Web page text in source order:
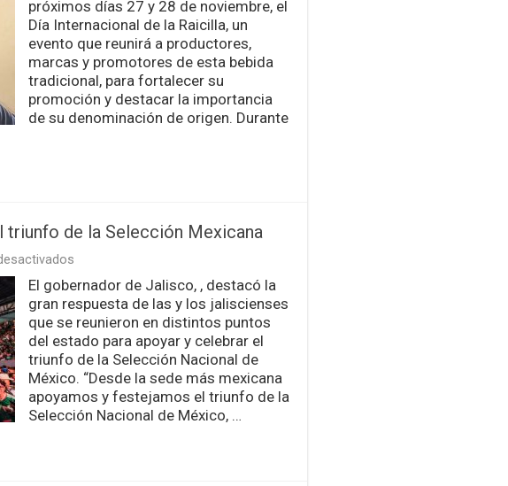
sede
del
Internacional
de
la
Raicilla
próximos días 27 y 28 de noviembre, el
Día Internacional de la Raicilla, un
evento que reunirá a productores,
marcas y promotores de esta bebida
tradicional, para fortalecer su
promoción y destacar la importancia
de su denominación de origen. Durante
de la Selección Mexicana
en
celebra
al
estilo
grande
el
triunfo
de
la
Selección
Mexicana
El gobernador de Jalisco, , destacó la
gran respuesta de las y los jaliscienses
que se reunieron en distintos puntos
del estado para apoyar y celebrar el
triunfo de la Selección Nacional de
México. “Desde la sede más mexicana
apoyamos y festejamos el triunfo de la
Selección Nacional de México, …